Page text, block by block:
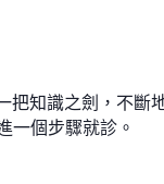
把知識之劍，不斷
一個步驟就診。